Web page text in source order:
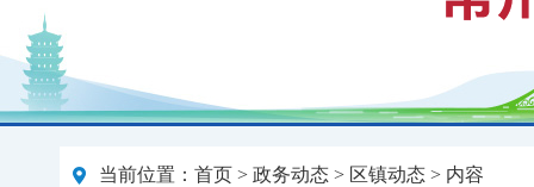
当前位置： 首页 > 政务动态 > 区镇动态 > 内容